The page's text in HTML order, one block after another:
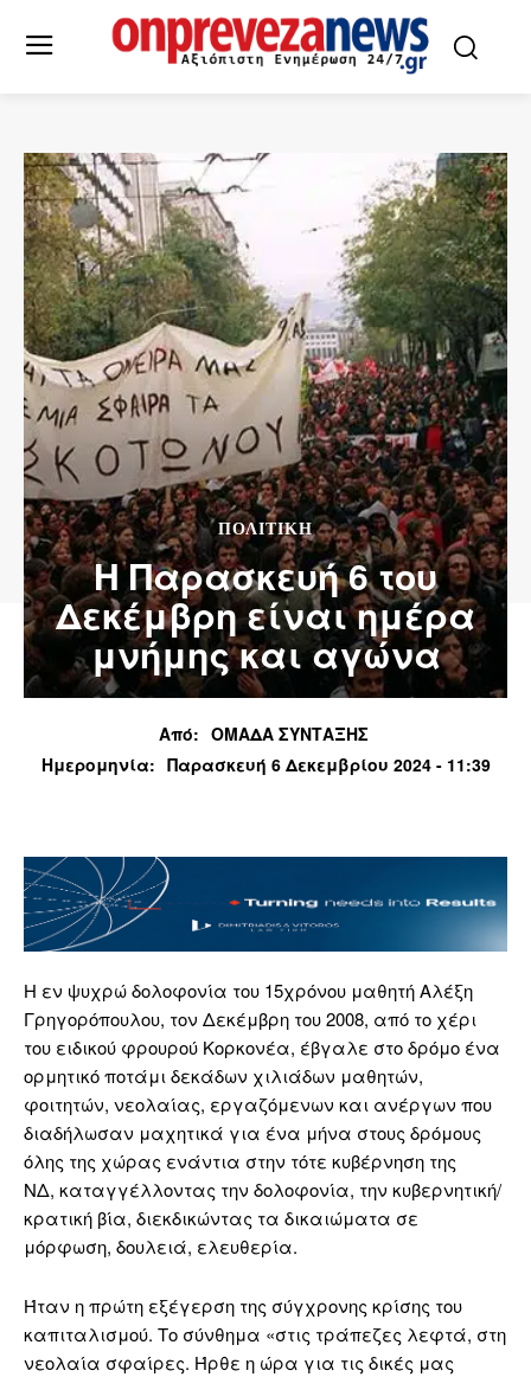
ΠΟΛΙΤΙΚΗ
Η Παρασκευή 6 του
Δεκέμβρη είναι ημέρα
μνήμης και αγώνα
Από: ΟΜΑΔΑ ΣΥΝΤΑΞΗΣ
Ημερομηνία: Παρασκευή 6 Δεκεμβρίου 2024 - 11:39
Η εν ψυχρώ δολοφονία του 15χρόνου μαθητή Αλέξη
Γρηγορόπουλου, τον Δεκέμβρη του 2008, από το χέρι
του ειδικού φρουρού Κορκονέα, έβγαλε στο δρόμο ένα
ορμητικό ποτάμι δεκάδων χιλιάδων μαθητών,
φοιτητών, νεολαίας, εργαζόμενων και ανέργων που
διαδήλωσαν μαχητικά για ένα μήνα στους δρόμους
όλης της χώρας ενάντια στην τότε κυβέρνηση της
ΝΔ, καταγγέλλοντας την δολοφονία, την κυβερνητική/
κρατική βία, διεκδικώντας τα δικαιώματα σε
μόρφωση, δουλειά, ελευθερία.
Ήταν η πρώτη εξέγερση της σύγχρονης κρίσης του
καπιταλισμού. Το σύνθημα «στις τράπεζες λεφτά, στη
νεολαία σφαίρες. Ήρθε η ώρα για τις δικές μας